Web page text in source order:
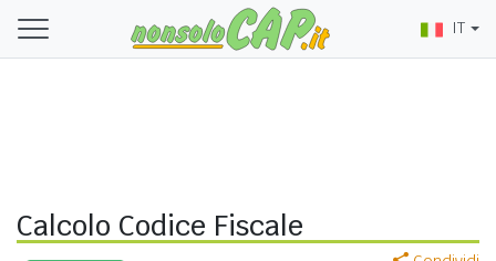
IT
Calcolo Codice Fiscale